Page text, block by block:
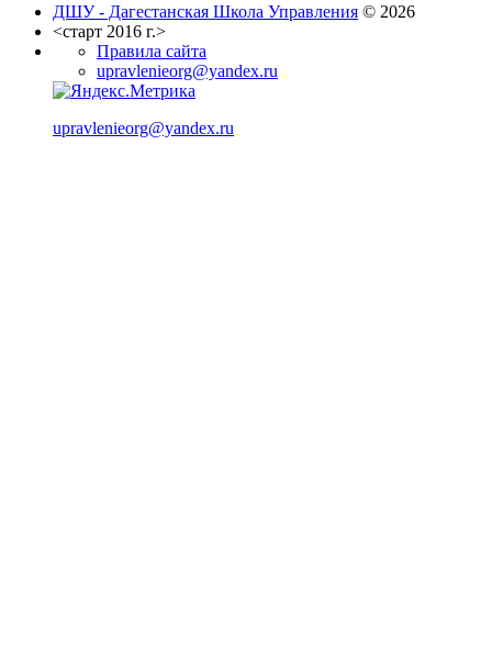
ДШУ - Дагестанская Школа Управления © 2026
<старт 2016 г.>
Правила сайта
upravlenieorg@yandex.ru
upravlenieorg@yandex.ru